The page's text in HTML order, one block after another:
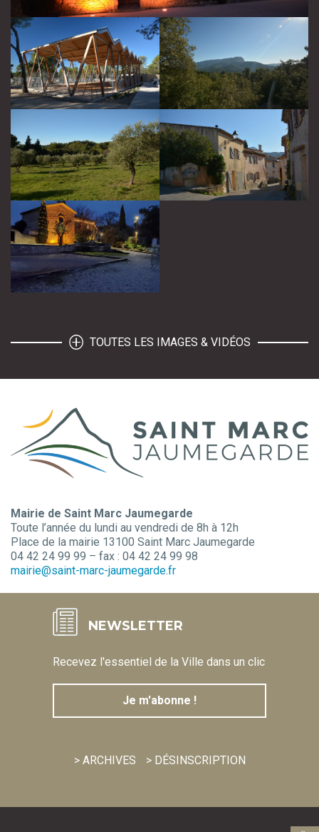
TOUTES LES IMAGES & VIDÉOS
Mairie de Saint Marc Jaumegarde
Toute l’année du lundi au vendredi de 8h à 12h
Place de la mairie 13100 Saint Marc Jaumegarde
04 42 24 99 99 – fax : 04 42 24 99 98
mairie@saint-marc-jaumegarde.fr
NEWSLETTER
Recevez l'essentiel de la Ville dans un clic
Je m'abonne !
> ARCHIVES > DÉSINSCRIPTION